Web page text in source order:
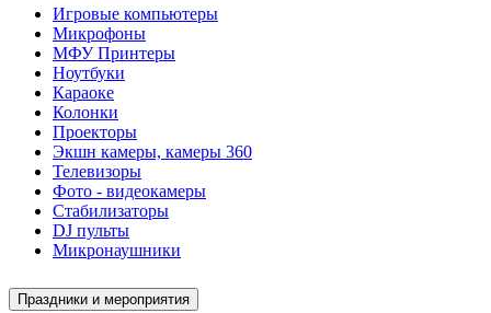
Игровые компьютеры
Микрофоны
МФУ Принтеры
Ноутбуки
Караоке
Колонки
Проекторы
Экшн камеры, камеры 360
Телевизоры
Фото - видеокамеры
Стабилизаторы
DJ пульты
Микронаушники
Праздники и мероприятия